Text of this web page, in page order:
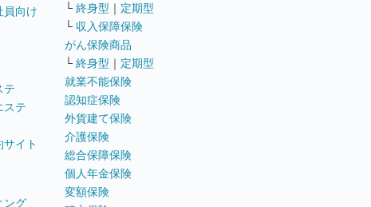
員向け
テ
ステ
イト
ング
└ 終身型 ｜ 定期型
└ 収入保障保険
がん保険商品
└ 終身型 ｜ 定期型
就業不能保険
認知症保険
外貨建て保険
介護保険
総合保障保険
個人年金保険
変額保険